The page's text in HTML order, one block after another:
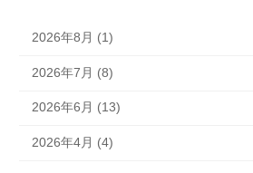
2026年8月 (1)
2026年7月 (8)
2026年6月 (13)
2026年4月 (4)